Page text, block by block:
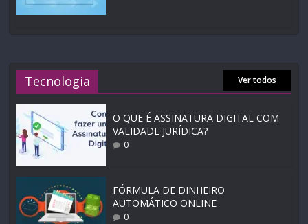
Tecnologia Ver todos
O QUE É ASSINATURA DIGITAL COM
VALIDADE JURÍDICA?
0
FÓRMULA DE DINHEIRO
AUTOMÁTICO ONLINE
0